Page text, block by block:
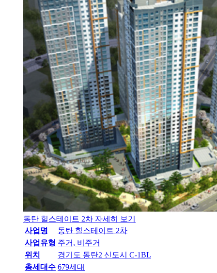
동탄 힐스테이트 2차 자세히 보기
사업명
동탄 힐스테이트 2차
사업유형 주거, 비주거
위치
경기도 동탄2 신도시 C-1BL
총세대수 679세대